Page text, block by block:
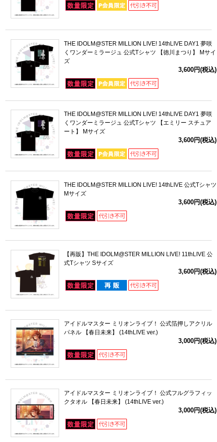
THE IDOLM@STER MILLION LIVE! 14thLIVE DAY1 夢咲
くワンダーミラージュ 公式Tシャツ 【徳川まつり】 Mサイ
ズ
3,600円(税込)
THE IDOLM@STER MILLION LIVE! 14thLIVE DAY1 夢咲
くワンダーミラージュ 公式Tシャツ 【エミリー スチュア
ート】 Mサイズ
3,600円(税込)
THE IDOLM@STER MILLION LIVE! 14thLIVE 公式Tシャツ
Mサイズ
3,600円(税込)
【再販】THE IDOLM@STER MILLION LIVE! 11thLIVE 公
式Tシャツ Sサイズ
3,600円(税込)
アイドルマスター ミリオンライブ！ 公式箔押しアクリル
パネル 【春日未来】 (14thLIVE ver.)
3,000円(税込)
アイドルマスター ミリオンライブ！ 公式フルグラフィッ
クタオル 【春日未来】 (14thLIVE ver.)
3,000円(税込)